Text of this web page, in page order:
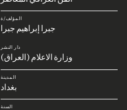
المؤلف/ة
جبرا إبراهيم جبرا
دار النشر
وزارة الاعلام (العراق)
المدينة
بغداد
السنة